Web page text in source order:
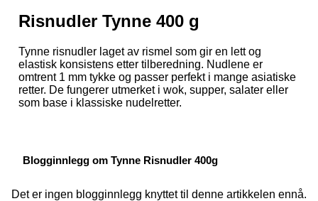
Risnudler Tynne 400 g
Tynne risnudler laget av rismel som gir en lett og
elastisk konsistens etter tilberedning. Nudlene er
omtrent 1 mm tykke og passer perfekt i mange asiatiske
retter. De fungerer utmerket i wok, supper, salater eller
som base i klassiske nudelretter.
Blogginnlegg om Tynne Risnudler 400g
Det er ingen blogginnlegg knyttet til denne artikkelen ennå.